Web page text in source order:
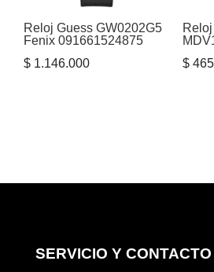
Reloj Guess GW0202G5
Fenix 091661524875
$ 1.146.000
$
SERVICIO Y CONTACTO